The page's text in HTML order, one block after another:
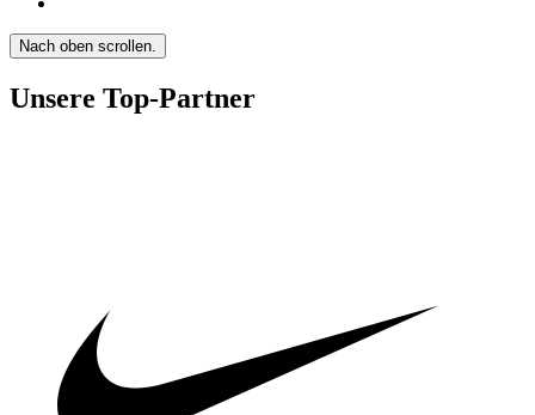
Nach oben scrollen.
Unsere Top-Partner